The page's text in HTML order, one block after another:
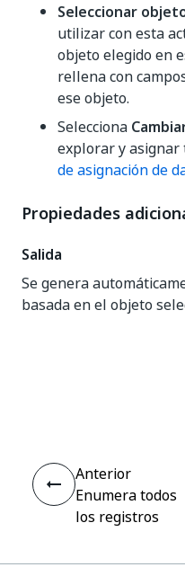
Seleccionar
utilizar con esta
objeto elegido en
rellena con
ese objeto.
Selecciona
explorar y
de asignación de
Propiedades
Salida
Se genera
basada en el objeto
Anterior
Enumera todos
los registros